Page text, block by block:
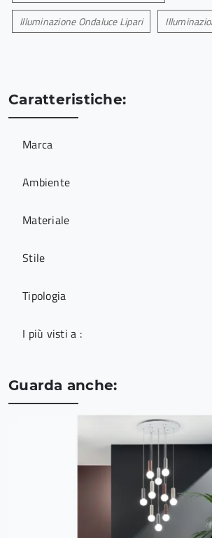
Illuminazione Ondaluce Lipari
Caratteristiche:
Marca
Ambiente
Materiale
Stile
Tipologia
I più visti a :
Guarda anche: